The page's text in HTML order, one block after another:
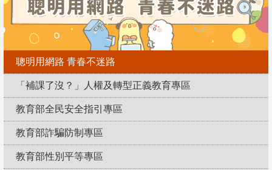
聰明用網路 青春不迷路
「補課了沒？」人權及轉型正義教育專區
教育部全民安全指引專區
教育部詐騙防制專區
教育部性別平等專區